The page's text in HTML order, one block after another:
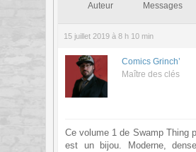
Auteur Messages
15 juillet 2019 à 8 h 10 min
Comics Grinch’
Maître des clés
Ce volume 1 de Swamp Thing
est un bijou. Moderne,